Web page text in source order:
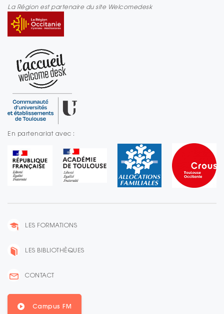
La Région est partenaire du site Welcomedesk
En partenariat avec :
LES FORMATIONS
LES BIBLIOTHÈQUES
CONTACT
Campus FM